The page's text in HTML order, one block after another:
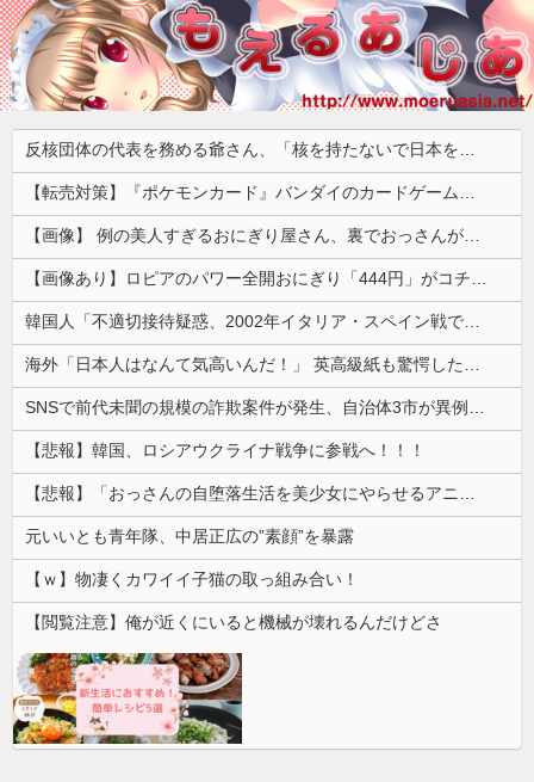
反核団体の代表を務める爺さん、「核を持たないで日本を守れますか」と中学生に詰問された結果……
【転売対策】『ポケモンカード』バンダイのカードゲームも転売対策にマイナンバー導入開始、今月から抽選販売に本人認証、公式大会にも「効果バツグン」
【画像】 例の美人すぎるおにぎり屋さん、裏でおっさんが握っていたｗｗｗｗｗｗｗｗｗｗｗｗｗｗｗｗｗ
【画像あり】ロピアのパワー全開おにぎり「444円」がコチラｗｗｗｗｗ
韓国人「不適切接待疑惑、2002年イタリア・スペイン戦で『韓国に奪われた』と欧州の大手メディアが一斉に報道！」
海外「日本人はなんて気高いんだ！」 英高級紙も驚愕した極限の中の日本人の姿に世界が衝撃
SNSで前代未聞の規模の詐欺案件が発生、自治体3市が異例の声明を発表して事実関係を全否定
【悲報】韓国、ロシアウクライナ戦争に参戦へ！！！
【悲報】「おっさんの自堕落生活を美少女にやらせるアニメ」、増えすぎてフェミにバレるｗｗｗｗ
元いいとも青年隊、中居正広の”素顔”を暴露
【ｗ】物凄くカワイイ子猫の取っ組み合い！
【閲覧注意】俺が近くにいると機械が壊れるんだけどさ